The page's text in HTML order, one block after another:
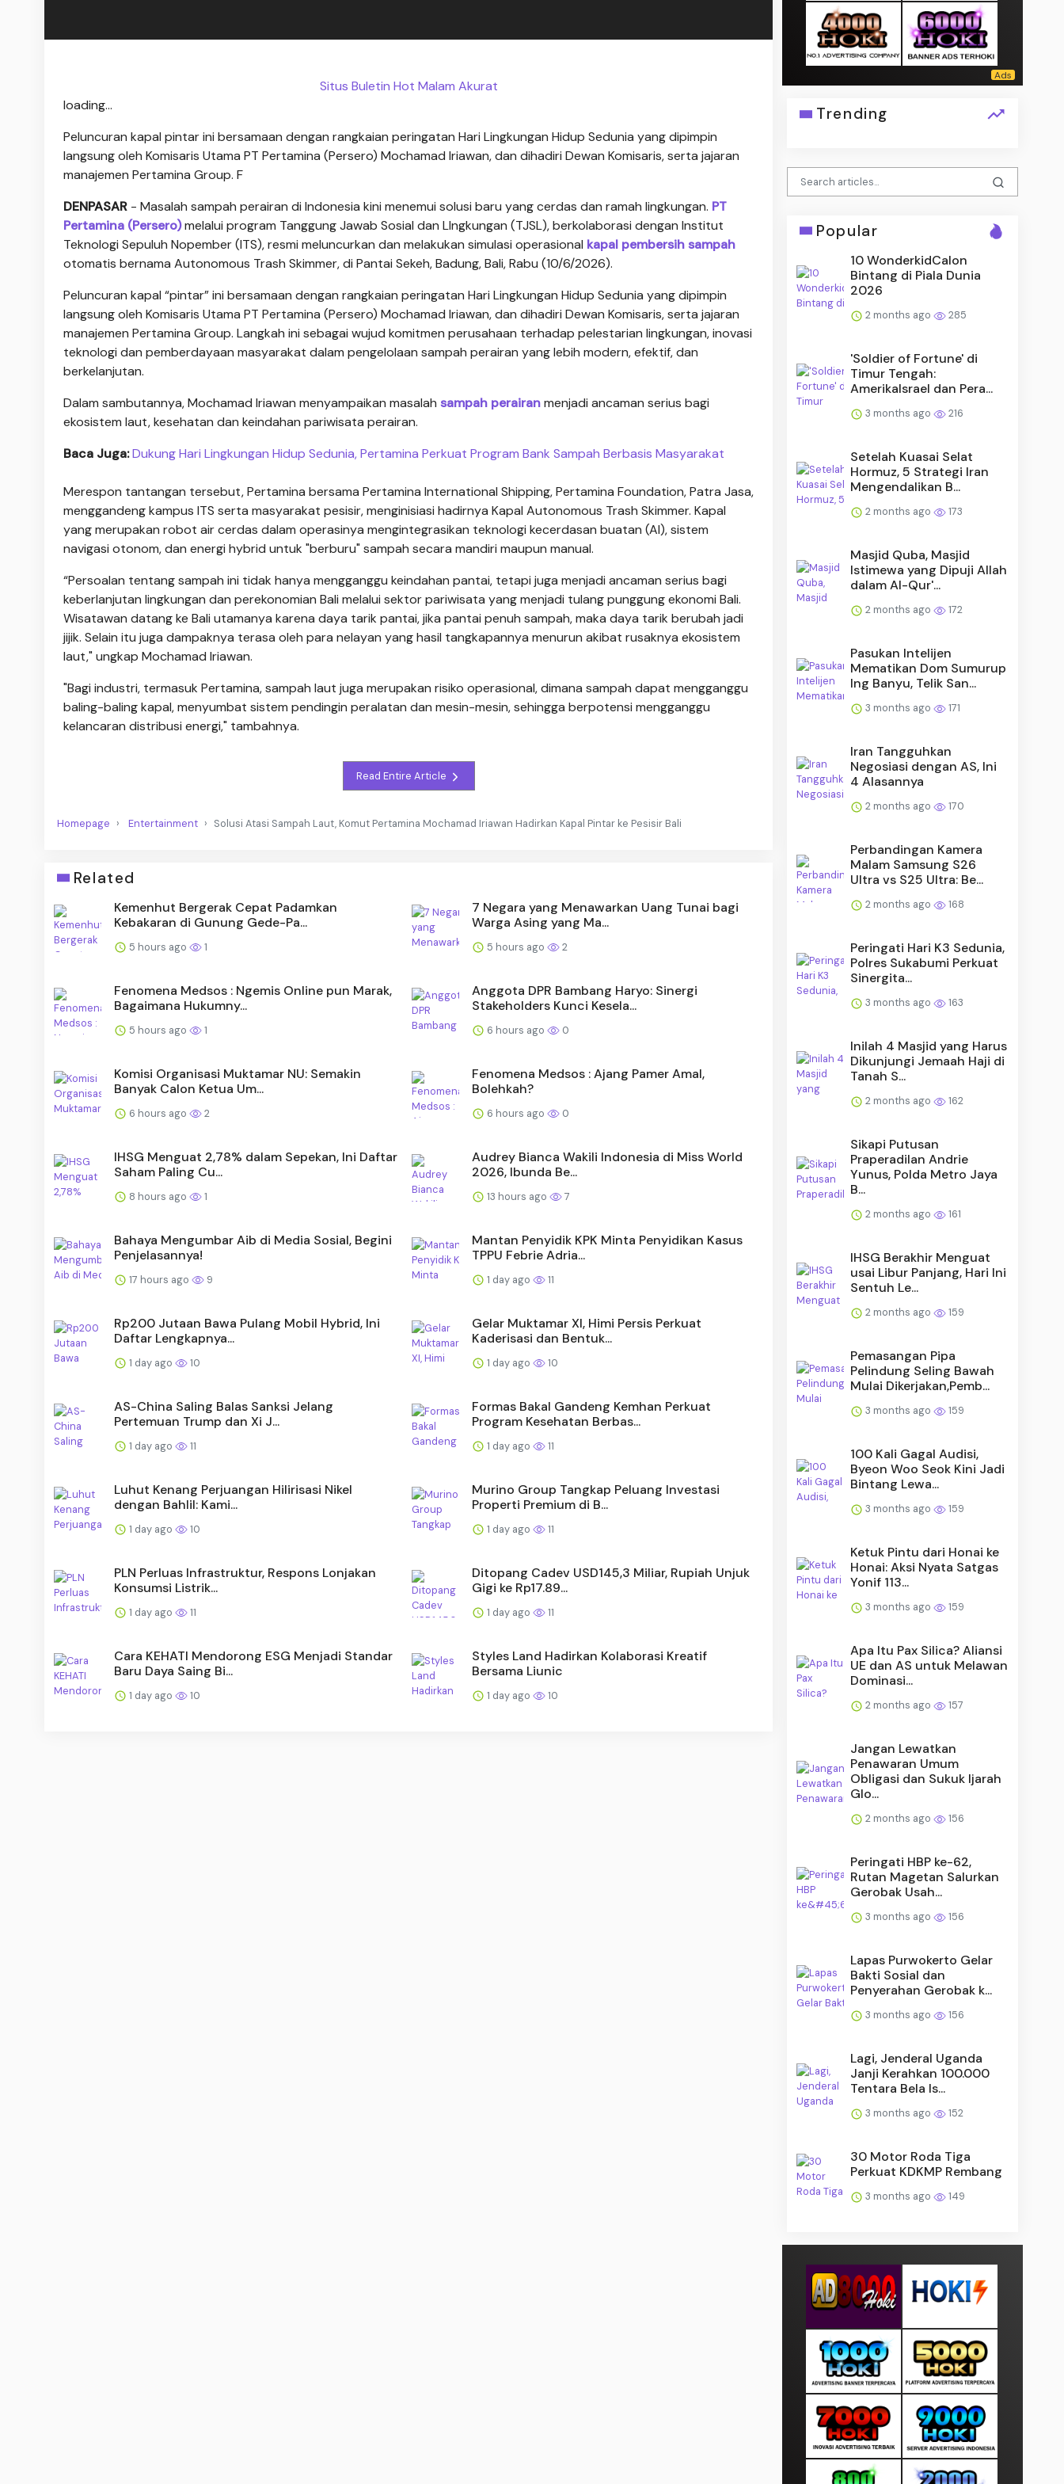
Situs Buletin Hot Malam Akurat
loading...
Peluncuran kapal pintar ini bersamaan dengan rangkaian peringatan Hari Lingkungan Hidup Sedunia yang dipimpin
langsung oleh Komisaris Utama PT Pertamina (Persero) Mochamad Iriawan, dan dihadiri Dewan Komisaris, serta jajaran
manajemen Pertamina Group. F
DENPASAR - Masalah sampah perairan di Indonesia kini menemui solusi baru yang cerdas dan ramah lingkungan. PT
Pertamina (Persero)melalui program Tanggung Jawab Sosial dan LIngkungan (TJSL), berkolaborasi dengan Institut
Teknologi Sepuluh Nopember (ITS), resmi meluncurkan dan melakukan simulasi operasional kapal pembersih sampah
otomatis bernama Autonomous Trash Skimmer, di Pantai Sekeh, Badung, Bali, Rabu (10/6/2026).
Peluncuran kapal “pintar” ini bersamaan dengan rangkaian peringatan Hari Lingkungan Hidup Sedunia yang dipimpin
langsung oleh Komisaris Utama PT Pertamina (Persero) Mochamad Iriawan, dan dihadiri Dewan Komisaris, serta jajaran
manajemen Pertamina Group. Langkah ini sebagai wujud komitmen perusahaan terhadap pelestarian lingkungan, inovasi
teknologi dan pemberdayaan masyarakat dalam pengelolaan sampah perairan yang lebih modern, efektif, dan
berkelanjutan.
Dalam sambutannya, Mochamad Iriawan menyampaikan masalah sampah perairanmenjadi ancaman serius bagi
ekosistem laut, kesehatan dan keindahan pariwisata perairan.
Baca Juga:Dukung Hari Lingkungan Hidup Sedunia, Pertamina Perkuat Program Bank Sampah Berbasis Masyarakat
Merespon tantangan tersebut, Pertamina bersama Pertamina International Shipping, Pertamina Foundation, Patra Jasa,
menggandeng kampus ITS serta masyarakat pesisir, menginisiasi hadirnya Kapal Autonomous Trash Skimmer. Kapal
yang merupakan robot air cerdas dalam operasinya mengintegrasikan teknologi kecerdasan buatan (AI), sistem
navigasi otonom, dan energi hybrid untuk "berburu" sampah secara mandiri maupun manual.
“Persoalan tentang sampah ini tidak hanya mengganggu keindahan pantai, tetapi juga menjadi ancaman serius bagi
keberlanjutan lingkungan dan perekonomian Bali melalui sektor pariwisata yang menjadi tulang punggung ekonomi Bali.
Wisatawan datang ke Bali utamanya karena daya tarik pantai, jika pantai penuh sampah, maka daya tarik berubah jadi
jijik. Selain itu juga dampaknya terasa oleh para nelayan yang hasil tangkapannya menurun akibat rusaknya ekosistem
laut," ungkap Mochamad Iriawan.
"Bagi industri, termasuk Pertamina, sampah laut juga merupakan risiko operasional, dimana sampah dapat mengganggu
baling-baling kapal, menyumbat sistem pendingin peralatan dan mesin-mesin, sehingga berpotensi mengganggu
kelancaran distribusi energi," tambahnya.
Read Entire Article
Homepage Entertainment Solusi Atasi Sampah Laut, Komut Pertamina Mochamad Iriawan Hadirkan Kapal Pintar ke Pesisir Bali
Related
Kemenhut Bergerak Cepat Padamkan
Kebakaran di Gunung Gede-Pa...
5 hours ago 1
7 Negara yang Menawarkan Uang Tunai bagi
Warga Asing yang Ma...
5 hours ago 2
Fenomena Medsos : Ngemis Online pun Marak,
Bagaimana Hukumny...
5 hours ago 1
Anggota DPR Bambang Haryo: Sinergi
Stakeholders Kunci Kesela...
6 hours ago 0
Komisi Organisasi Muktamar NU: Semakin
Banyak Calon Ketua Um...
6 hours ago 2
Fenomena Medsos : Ajang Pamer Amal,
Bolehkah?
6 hours ago 0
IHSG Menguat 2,78% dalam Sepekan, Ini Daftar
Saham Paling Cu...
8 hours ago 1
Audrey Bianca Wakili Indonesia di Miss World
2026, Ibunda Be...
13 hours ago 7
Bahaya Mengumbar Aib di Media Sosial, Begini
Penjelasannya!
17 hours ago 9
Mantan Penyidik KPK Minta Penyidikan Kasus
TPPU Febrie Adria...
1 day ago 11
Rp200 Jutaan Bawa Pulang Mobil Hybrid, Ini
Daftar Lengkapnya...
1 day ago 10
Gelar Muktamar XI, Himi Persis Perkuat
Kaderisasi dan Bentuk...
1 day ago 10
AS-China Saling Balas Sanksi Jelang
Pertemuan Trump dan Xi J...
1 day ago 11
Formas Bakal Gandeng Kemhan Perkuat
Program Kesehatan Berbas...
1 day ago 11
Luhut Kenang Perjuangan Hilirisasi Nikel
dengan Bahlil: Kami...
1 day ago 10
Murino Group Tangkap Peluang Investasi
Properti Premium di B...
1 day ago 11
PLN Perluas Infrastruktur, Respons Lonjakan
Konsumsi Listrik...
1 day ago 11
Ditopang Cadev USD145,3 Miliar, Rupiah Unjuk
Gigi ke Rp17.89...
1 day ago 11
Cara KEHATI Mendorong ESG Menjadi Standar
Baru Daya Saing Bi...
1 day ago 10
Styles Land Hadirkan Kolaborasi Kreatif
Bersama Liunic
1 day ago 10
Trending
Popular
10 WonderkidCalon
Bintang di Piala Dunia
2026
2 months ago 285
'Soldier of Fortune' di
Timur Tengah:
AmerikaIsrael dan Pera...
3 months ago 216
Setelah Kuasai Selat
Hormuz, 5 Strategi Iran
Mengendalikan B...
2 months ago 173
Masjid Quba, Masjid
Istimewa yang Dipuji Allah
dalam Al-Qur'...
2 months ago 172
Pasukan Intelijen
Mematikan Dom Sumurup
Ing Banyu, Telik San...
3 months ago 171
Iran Tangguhkan
Negosiasi dengan AS, Ini
4 Alasannya
2 months ago 170
Perbandingan Kamera
Malam Samsung S26
Ultra vs S25 Ultra: Be...
2 months ago 168
Peringati Hari K3 Sedunia,
Polres Sukabumi Perkuat
Sinergita...
3 months ago 163
Inilah 4 Masjid yang Harus
Dikunjungi Jemaah Haji di
Tanah S...
2 months ago 162
Sikapi Putusan
Praperadilan Andrie
Yunus, Polda Metro Jaya
B...
2 months ago 161
IHSG Berakhir Menguat
usai Libur Panjang, Hari Ini
Sentuh Le...
2 months ago 159
Pemasangan Pipa
Pelindung Seling Bawah
Mulai Dikerjakan,Pemb...
3 months ago 159
100 Kali Gagal Audisi,
Byeon Woo Seok Kini Jadi
Bintang Lewa...
3 months ago 159
Ketuk Pintu dari Honai ke
Honai: Aksi Nyata Satgas
Yonif 113...
3 months ago 159
Apa Itu Pax Silica? Aliansi
UE dan AS untuk Melawan
Dominasi...
2 months ago 157
Jangan Lewatkan
Penawaran Umum
Obligasi dan Sukuk Ijarah
Glo...
2 months ago 156
Peringati HBP ke-62,
Rutan Magetan Salurkan
Gerobak Usah...
3 months ago 156
Lapas Purwokerto Gelar
Bakti Sosial dan
Penyerahan Gerobak k...
3 months ago 156
Lagi, Jenderal Uganda
Janji Kerahkan 100.000
Tentara Bela Is...
3 months ago 152
30 Motor Roda Tiga
Perkuat KDKMP Rembang
3 months ago 149